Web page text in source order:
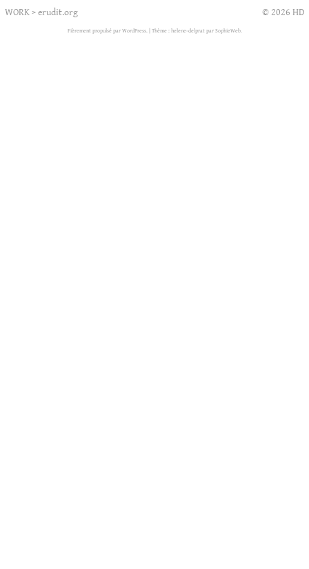
WORK>erudit.org © 2026 HD
Fièrement propulsé par WordPress. Thème : helene-delprat par SophieWeb.